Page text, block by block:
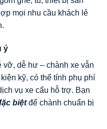
mọi nhu cầu khách lẻ
ý
vỡ, dễ hư – chành xe vẫn
kỹ, có thể tính phụ phí
vụ xe cẩu hỗ trợ. Bạn
biệtđể chành chuẩn bị